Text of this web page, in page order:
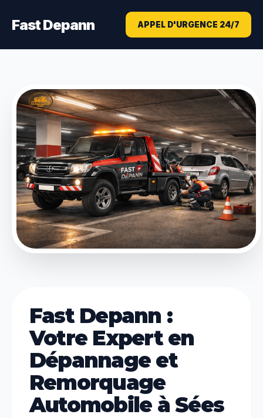
Fast Depann APPEL D'URGENCE 24/7
Fast Depann :
Votre Expert en
Dépannage et
Remorquage
Automobile à Sées